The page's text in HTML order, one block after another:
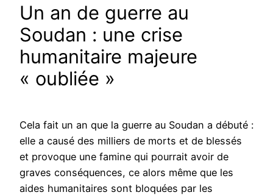
Un an de guerre au
Soudan : une crise
humanitaire majeure
« oubliée »
Cela fait un an que la guerre au Soudan a débuté :
elle a causé des milliers de morts et de blessés
et provoque une famine qui pourrait avoir de
graves conséquences, ce alors même que les
aides humanitaires sont bloquées par les